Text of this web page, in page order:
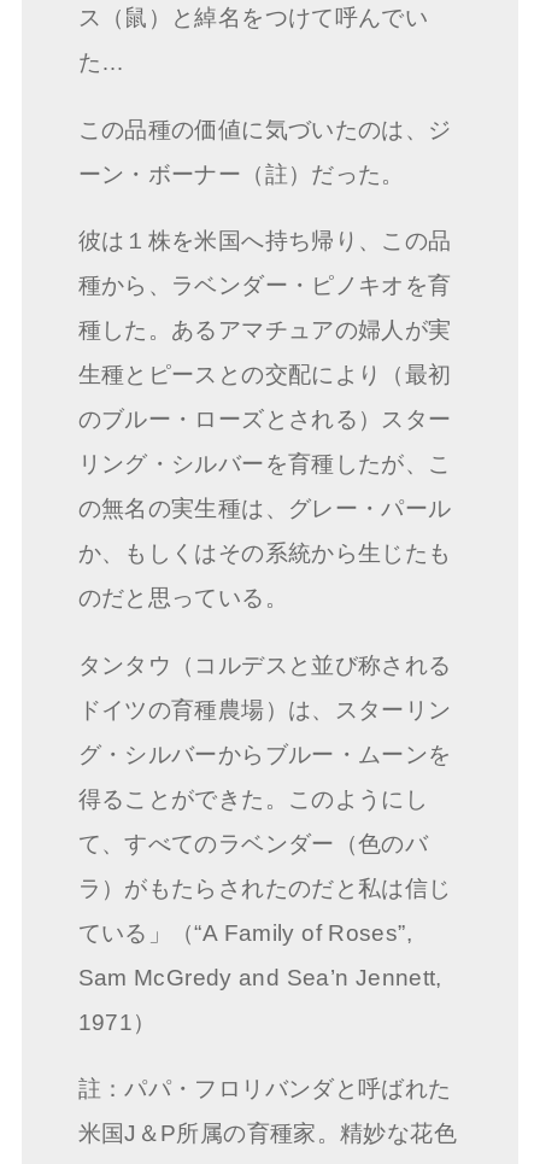
ス（鼠）と綽名をつけて呼んでい
た…
この品種の価値に気づいたのは、ジ
ーン・ボーナー（註）だった。
彼は１株を米国へ持ち帰り、この品
種から、ラベンダー・ピノキオを育
種した。あるアマチュアの婦人が実
生種とピースとの交配により（最初
のブルー・ローズとされる）スター
リング・シルバーを育種したが、こ
の無名の実生種は、グレー・パール
か、もしくはその系統から生じたも
のだと思っている。
タンタウ（コルデスと並び称される
ドイツの育種農場）は、スターリン
グ・シルバーからブルー・ムーンを
得ることができた。このようにし
て、すべてのラベンダー（色のバ
ラ）がもたらされたのだと私は信じ
ている」（“A Family of Roses”,
Sam McGredy and Sea’n Jennett,
1971）
註：パパ・フロリバンダと呼ばれた
米国J＆P所属の育種家。精妙な花色